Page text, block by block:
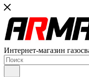
Интернет-магазин